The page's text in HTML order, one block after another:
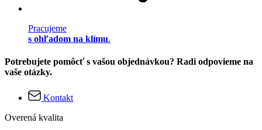
Pracujeme
s ohľadom na klímu.
Potrebujete pomôcť s vašou objednávkou? Radi odpovieme na
vaše otázky.
Kontakt
Overená kvalita